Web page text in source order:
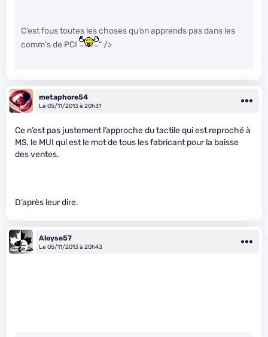
C’est fous toutes les choses qu’on apprends pas dans les
comm’s de PCI
" />
metaphore54
Le 05/11/2013 à 20h31
Ce n’est pas justement l’approche du tactile qui est reproché à
MS, le MUI qui est le mot de tous les fabricant pour la baisse
des ventes.
D’après leur dire.
Aloyse57
Le 05/11/2013 à 20h43